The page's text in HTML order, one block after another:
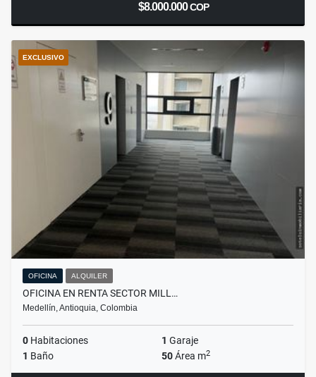
$8.000.000COP
EXCLUSIVO
OFICINA ALQUILER
OFICINA EN RENTA SECTOR MILL…
Medellín, Antioquia, Colombia
0 Habitaciones 1 Garaje
1 Baño 50Área m2